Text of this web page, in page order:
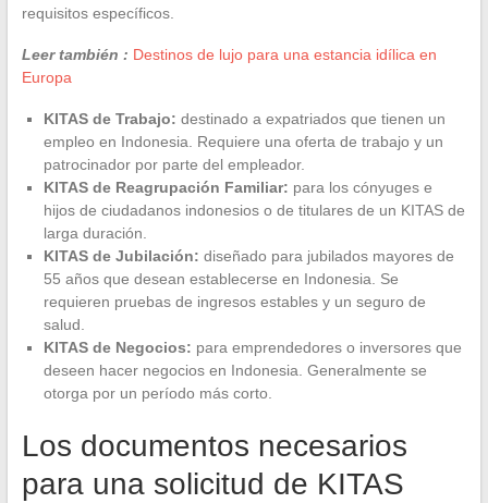
requisitos específicos.
Leer también : Destinos de lujo para una estancia idílica en
Europa
KITAS de Trabajo: destinado a expatriados que tienen un
empleo en Indonesia. Requiere una oferta de trabajo y un
patrocinador por parte del empleador.
KITAS de Reagrupación Familiar: para los cónyuges e
hijos de ciudadanos indonesios o de titulares de un KITAS de
larga duración.
KITAS de Jubilación: diseñado para jubilados mayores de
55 años que desean establecerse en Indonesia. Se
requieren pruebas de ingresos estables y un seguro de
salud.
KITAS de Negocios: para emprendedores o inversores que
deseen hacer negocios en Indonesia. Generalmente se
otorga por un período más corto.
Los documentos necesarios
para una solicitud de KITAS